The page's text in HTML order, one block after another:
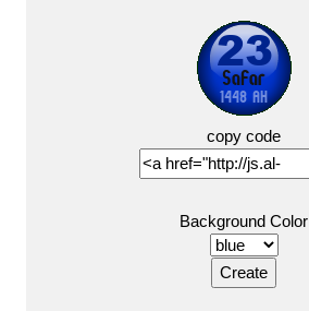
copy code
Background Color